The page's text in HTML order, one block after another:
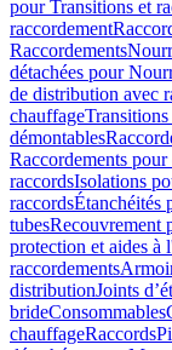
pour Transitions et
raccordement
Raccordements
détachées pour
de distribution avec
chauffage
démontables
Raccordements
raccordsIsolations
raccordsÉtanchéités
tubesRecouvrement
protection et aides à
raccordements
distributionJoints
brideConsommables
chauffageRaccords